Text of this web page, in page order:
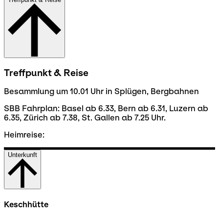
Treffpunkt & Reise
Besammlung um 10.01 Uhr in Splügen, Bergbahnen
SBB Fahrplan: Basel ab 6.33, Bern ab 6.31, Luzern ab
6.35, Zürich ab 7.38, St. Gallen ab 7.25 Uhr.
Heimreise:
Unterkunft
Keschhütte